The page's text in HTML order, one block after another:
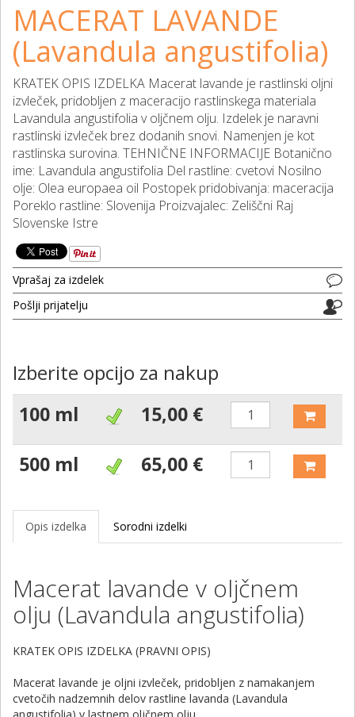
MACERAT LAVANDE
(Lavandula angustifolia)
KRATEK OPIS IZDELKA Macerat lavande je rastlinski oljni
izvleček, pridobljen z maceracijo rastlinskega materiala
Lavandula angustifolia v oljčnem olju. Izdelek je naravni
rastlinski izvleček brez dodanih snovi. Namenjen je kot
rastlinska surovina. TEHNIČNE INFORMACIJE Botanično
ime: Lavandula angustifolia Del rastline: cvetovi Nosilno
olje: Olea europaea oil Postopek pridobivanja: maceracija
Poreklo rastline: Slovenija Proizvajalec: Zeliščni Raj
Slovenske Istre
Vprašaj za izdelek
Pošlji prijatelju
Izberite opcijo za nakup
100 ml
15,00 €
500 ml
65,00 €
Opis izdelka Sorodni izdelki
Macerat lavande v oljčnem
olju (Lavandula angustifolia)
KRATEK OPIS IZDELKA (PRAVNI OPIS)
Macerat lavande je oljni izvleček, pridobljen z namakanjem
cvetočih nadzemnih delov rastline lavanda (Lavandula
angustifolia) v lastnem oljčnem olju.